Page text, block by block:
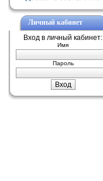
Личный кабинет
Вход в личный кабинет:
Имя
Пароль